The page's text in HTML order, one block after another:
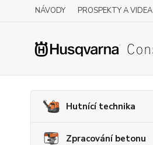
NÁVODY PROSPEKTY A VIDEA
Hutnící technika
Zpracování betonu